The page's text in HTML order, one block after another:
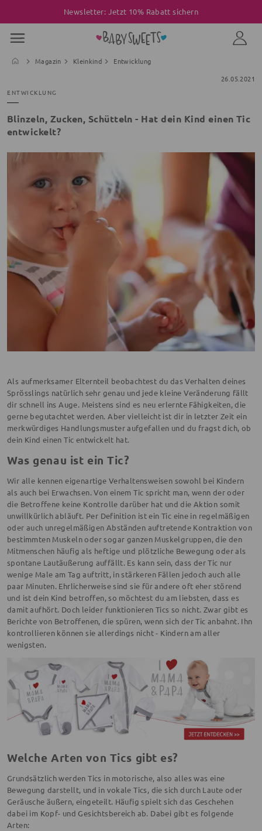
Newsletter: Jetzt 10% Rabatt sichern
Magazin Kleinkind
Entwicklung
26.05.2021
ENTWICKLUNG
Blinzeln, Zucken, Schütteln - Hat dein Kind einen Tic
entwickelt?
Als aufmerksamer Elternteil beobachtest du das Verhalten deines
Sprösslings natürlich sehr genau und jede kleine Veränderung fällt
dir schnell ins Auge. Meistens sind es neu erlernte Fähigkeiten, die
gerne begutachtet werden. Aber vielleicht ist dir in letzter Zeit ein
merkwürdiges Handlungsmuster aufgefallen und du fragst dich, ob
dein Kind einen Tic entwickelt hat.
Was genau ist ein Tic?
Wir alle kennen eigenartige Verhaltensweisen sowohl bei Kindern
als auch bei Erwachsen. Von einem Tic spricht man, wenn der oder
die Betroffene keine Kontrolle darüber hat und die Aktion somit
unwillkürlich abläuft. Per Definition ist ein Tic eine in regelmäßigen
oder auch unregelmäßigen Abständen auftretende Kontraktion von
bestimmten Muskeln oder sogar ganzen Muskelgruppen, die den
Mitmenschen häufig als heftige und plötzliche Bewegung oder als
spontane Lautäußerung auffällt. Es kann sein, dass der Tic nur
wenige Male am Tag auftritt, in stärkeren Fällen jedoch auch alle
paar Minuten. Ehrlicherweise sind sie für andere oft eher störend
und ist dein Kind betroffen, so möchtest du am liebsten, dass es
damit aufhört. Doch leider funktionieren Tics so nicht. Zwar gibt es
Berichte von Betroffenen, die spüren, wenn sich der Tic anbahnt. Ihn
kontrollieren können sie allerdings nicht - Kindern am aller
wenigsten.
Welche Arten von Tics gibt es?
Grundsätzlich werden Tics in motorische, also alles was eine
Bewegung darstellt, und in vokale Tics, die sich durch Laute oder
Geräusche äußern, eingeteilt. Häufig spielt sich das Geschehen
dabei im Kopf- und Gesichtsbereich ab. Dabei gibt es folgende
Arten: